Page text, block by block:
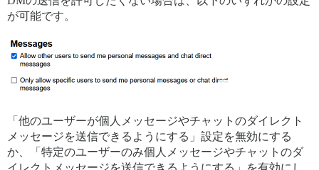
が可能です。
「他のユーザーが個人メッセージやチャットのダイレクト
メッセージを送信できるようにする」設定を無効にする
か、「特定のユーザーのみ個人メッセージやチャットのダ
イレクトメッセージを送信できるようにする」を有効にし